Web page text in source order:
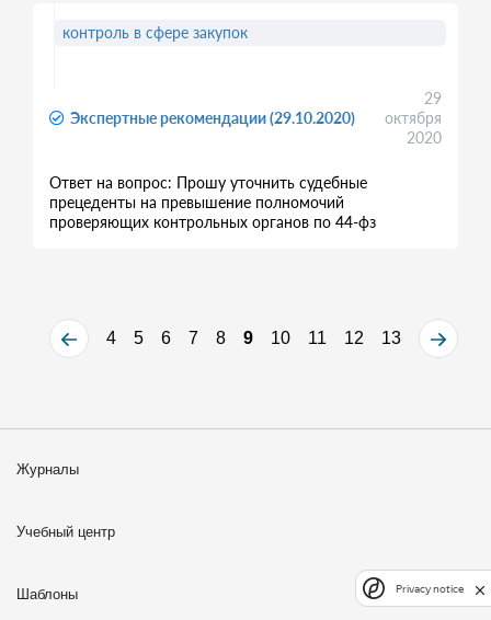
Экспертные рекомендации (29.10.2020)
29
октября
2020
Ответ на вопрос: Прошу уточнить судебные
прецеденты на превышение полномочий
проверяющих контрольных органов по 44-фз
контроль в сфере закупок
4 5 6 7 8 9 10 11 12 13
Журналы
Учебный центр
Шаблоны Privacy notice